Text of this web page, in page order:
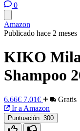
0
Amazon
Publicado hace 2 meses
KIKO
Shampoo
6.66€ 7.01€
Gratis
Ir a Amazon
Puntuación: 300